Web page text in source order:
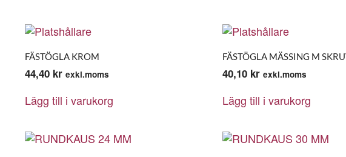
FÄSTÖGLA KROM
44,40 kr exkl.moms
Lägg till i varukorg
FÄSTÖGLA MÄSSING M
40,10 kr exkl.moms
Lägg till i varukorg